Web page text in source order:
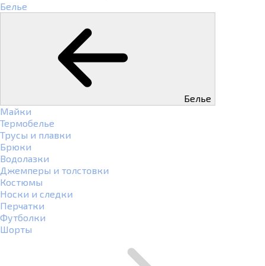
Белье
Белье
Майки
Термобелье
Трусы и плавки
Брюки
Водолазки
Джемперы и толстовки
Костюмы
Носки и следки
Перчатки
Футболки
Шорты